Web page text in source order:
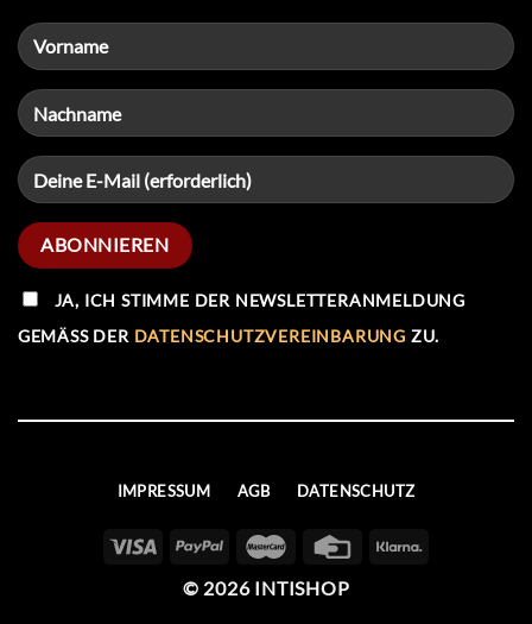
JA, ICH STIMME DER NEWSLETTERANMELDUNG
GEMÄSS DER DATENSCHUTZVEREINBARUNG ZU.
IMPRESSUM AGB DATENSCHUTZ
© 2026 INTISHOP